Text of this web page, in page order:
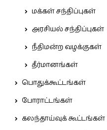
மக்கள் சந்திப்புகள்
அரசியல் சந்திப்புகள்
நீதிமன்ற வழக்குகள்
தீர்மானங்கள்
பொதுக்கூட்டங்கள்
போராட்டங்கள்
கலந்தாய்வுக் கூட்டங்கள்